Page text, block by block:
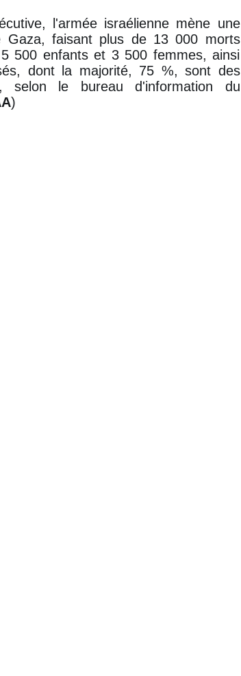
l'armée israélienne mène une
Gaza, faisant plus de 13 000 morts
500 enfants et 3 500 femmes, ainsi
dont la majorité, 75 %, sont des
selon le bureau d'information du
)